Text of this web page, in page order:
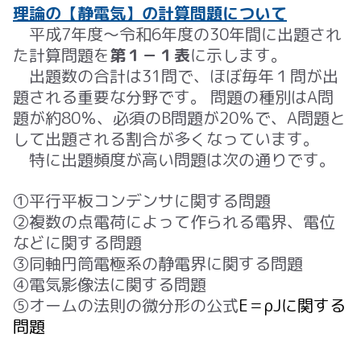
理論の【静電気】の計算問題について
平成7年度～令和6年度の30年間に出題され
た計算問題を第１－１表に示します。
出題数の合計は31問で、ほぼ毎年１問が出
題される重要な分野です。 問題の種別はA問
題が約80％、必須のB問題が20％で、A問題と
して出題される割合が多くなっています。
特に出題頻度が高い問題は次の通りです。
①平行平板コンデンサに関する問題
②複数の点電荷によって作られる電界、電位
などに関する問題
③同軸円筒電極系の静電界に関する問題
④電気影像法に関する問題
⑤オームの法則の微分形の公式E＝ρJに関する
問題